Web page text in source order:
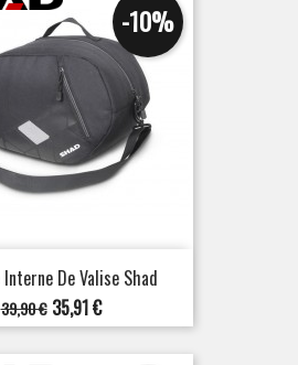
Interne De Valise Shad
Prix
de
base
39,90 €
-10%
Prix
35,91 €